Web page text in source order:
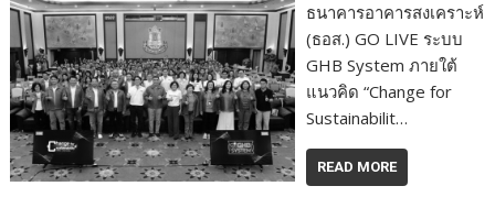
ธนาคารอาคารสงเคราะห์
(ธอส.) GO LIVE ระบบ
GHB System ภายใต้
แนวคิด “Change for
Sustainabilit…
READ MORE